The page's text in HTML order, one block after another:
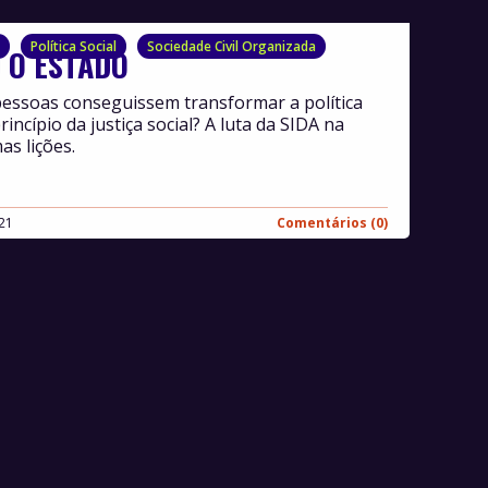
Política Social
Sociedade Civil Organizada
ESTADO
Comentários (0)
conseguissem transformar a política
da justiça social? A luta da SIDA na
lições.